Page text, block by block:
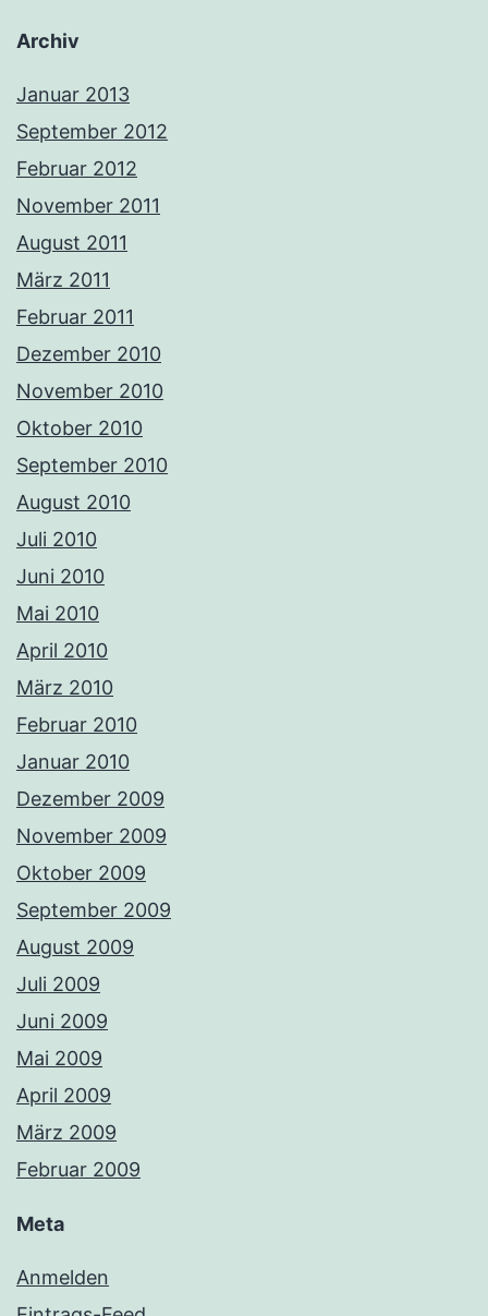
Archiv
Januar 2013
September 2012
Februar 2012
November 2011
August 2011
März 2011
Februar 2011
Dezember 2010
November 2010
Oktober 2010
September 2010
August 2010
Juli 2010
Juni 2010
Mai 2010
April 2010
März 2010
Februar 2010
Januar 2010
Dezember 2009
November 2009
Oktober 2009
September 2009
August 2009
Juli 2009
Juni 2009
Mai 2009
April 2009
März 2009
Februar 2009
Meta
Anmelden